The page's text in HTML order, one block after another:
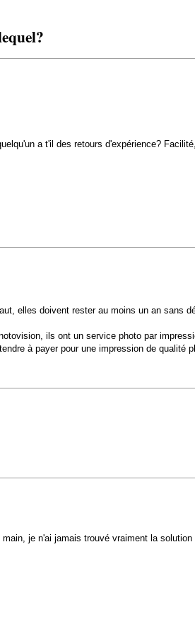
a t'il des retours d'expérience?
elles doivent rester au moins un an sans
ils ont un service photo par
à payer pour une impression de
je n'ai jamais trouvé vraiment la